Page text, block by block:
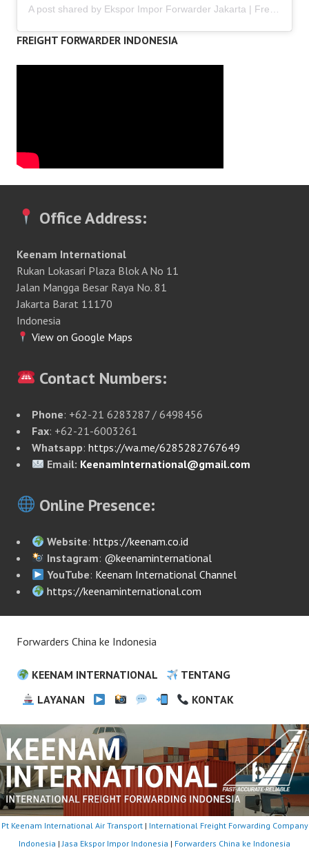
FREIGHT FORWARDER INDONESIA
Office Address:
Keenam International
Rukan Lokasari Plaza Blok A No 11
Jalan Mangga Besar Raya No. 81
Jakarta Barat 11170
Indonesia
View on Google Maps
Contact Numbers:
Phone: +62-21 6283287 / 6498456
Fax: +62-21-6003261
Whatsapp: https://wa.me/6285282767649
Email: KeenamInternational@gmail.com
Online Presence:
Website:https://keenam.co.id
Instagram: @keenaminternational
YouTube: Keenam International Channel
https://keenaminternational.com
Forwarders China ke Indonesia
KEENAM INTERNATIONAL
TENTANG
LAYANAN
KONTAK
Pt Keenam International Air Transport| International Freight Forwarding Company
Indonesia | Jasa Ekspor Impor Indonesia | Forwarders China ke Indonesia